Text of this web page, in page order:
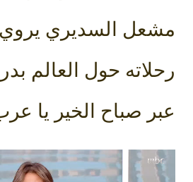
مشعل السديري
رحلاته حول العالم
عبر صباح الخير يا
مشغل
الفيديو